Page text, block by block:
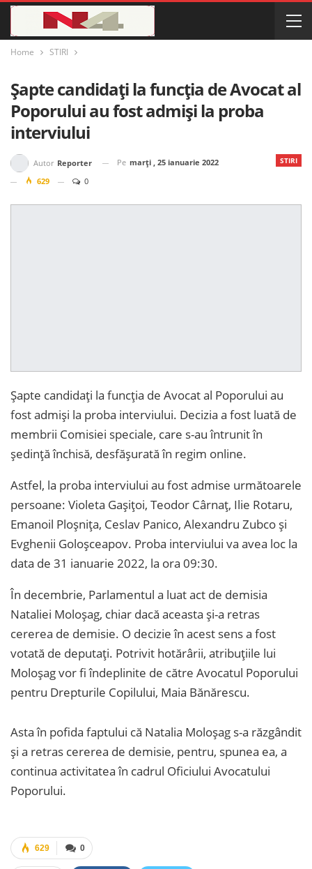
Home STIRI
Șapte candidați la funcția de Avocat al
Poporului au fost admiși la proba
interviului
STIRI
Autor Reporter Pe marți , 25 ianuarie 2022
629
0
Șapte candidați la funcția de Avocat al Poporului au
fost admiși la proba interviului. Decizia a fost luată de
membrii Comisiei speciale, care s-au întrunit în
ședință închisă, desfășurată în regim online.
Astfel, la proba interviului au fost admise următoarele
persoane: Violeta Gașițoi, Teodor Cârnaț, Ilie Rotaru,
Emanoil Ploșnița, Ceslav Panico, Alexandru Zubco și
Evghenii Goloșceapov. Proba interviului va avea loc la
data de 31 ianuarie 2022, la ora 09:30.
În decembrie, Parlamentul a luat act de demisia
Nataliei Moloșag, chiar dacă aceasta și-a retras
cererea de demisie. O decizie în acest sens a fost
votată de deputați. Potrivit hotărârii, atribuțiile lui
Moloșag vor fi îndeplinite de către Avocatul Poporului
pentru Drepturile Copilului, Maia Bănărescu.
Asta în pofida faptului că Natalia Moloșag s-a răzgândit
și a retras cererea de demisie, pentru, spunea ea, a
continua activitatea în cadrul Oficiului Avocatului
Poporului.
0
629